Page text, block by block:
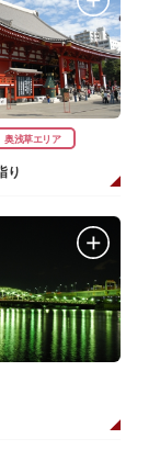
奥浅草エリア
り